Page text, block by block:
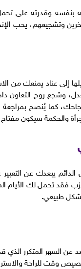
وقدرته على تحمل
يحب
إلى عناد يمنعك من
وشجع روح التعاون
كما يُنصح بمراجعة
والحكمة سيكون
يبعدك عن
فقد تحمل لك
طبيعي.
السهر المتكرر الذي
وقت للراحة